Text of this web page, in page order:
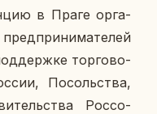
в Праге ор­га­
тор­го­во-
По­соль­ства,
Рос­со­